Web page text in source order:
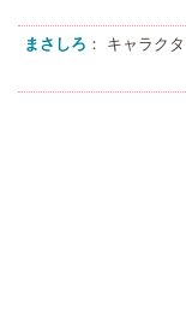
まさしろ ： キャラク